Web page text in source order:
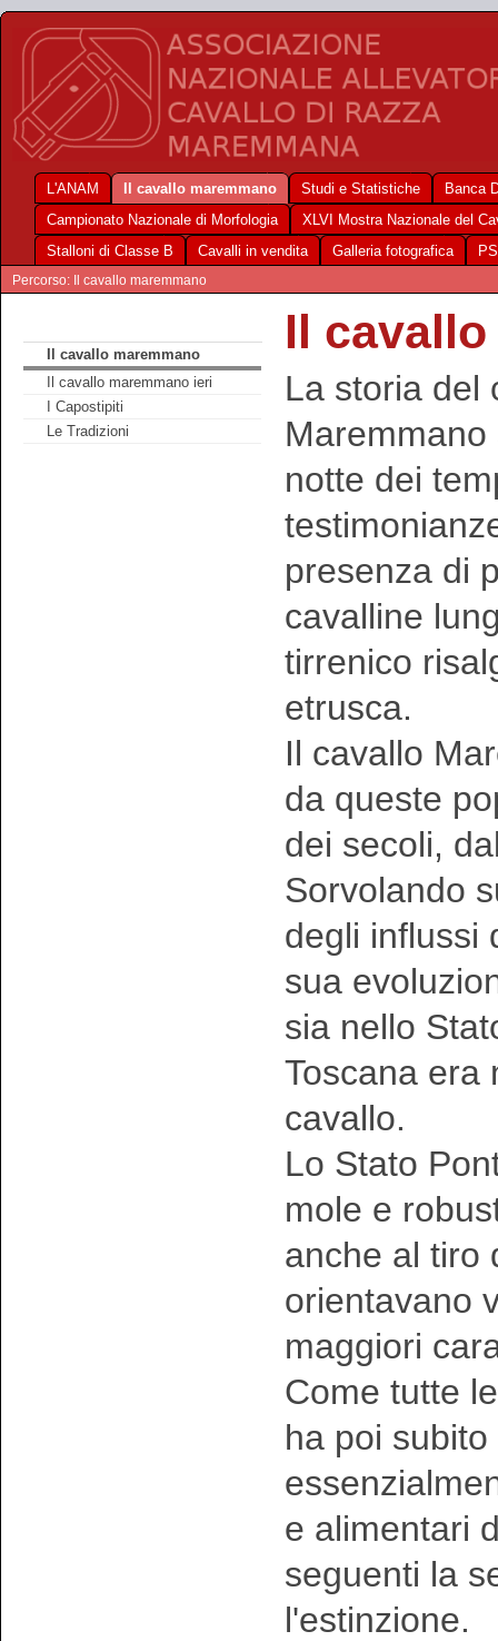
L'ANAM Il cavallo maremmano Studi e Statistiche
Banca
Campionato Nazionale di Morfologia
XLVI Mostra Nazionale del
Stalloni di Classe B
Cavalli in vendita Galleria fotografica
Percorso: Il cavallo maremmano
Il cavallo maremmano
Il cavallo maremmano ieri
I Capostipiti
Le Tradizioni
Il
La storia del
notte dei
presenza di
cavalline
tirrenico
etrusca.
Il cavallo
da queste
dei secoli,
Sorvolando
degli influssi
sua
sia nello
Toscana era
cavallo.
Lo Stato
mole e
anche al tiro
orientavano
maggiori
Come tutte
ha poi
e alimentari
seguenti la
l'estinzione.